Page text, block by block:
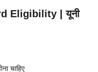
Eligibility | यूनी
चाहिए